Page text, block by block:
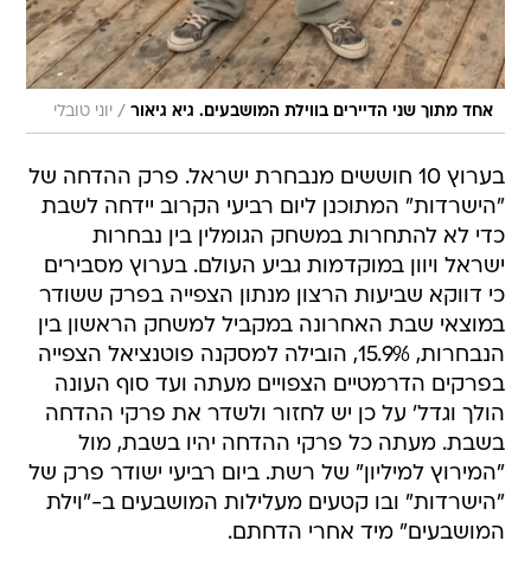
אחד מתוך שני הדיירים בווילת המושבעים. גיא גיאור / יוני טובלי
בערוץ 10 חוששים מנבחרת ישראל. פרק ההדחה של
"הישרדות" המתוכנן ליום רביעי הקרוב יידחה לשבת
כדי לא להתחרות במשחק הגומלין בין נבחרות
ישראל ויוון במוקדמות גביע העולם. בערוץ מסבירים
כי דווקא שביעות הרצון מנתון הצפייה בפרק ששודר
במוצאי שבת האחרונה במקביל למשחק הראשון בין
הנבחרות, 15.9%, הובילה למסקנה פוטנציאל הצפייה
בפרקים הדרמטיים הצפויים מעתה ועד סוף העונה
הולך וגדל' על כן יש לחזור ולשדר את פרקי ההדחה
בשבת. מעתה כל פרקי ההדחה יהיו בשבת, מול
"המירוץ למיליון" של רשת. ביום רביעי ישודר פרק של
"הישרדות" ובו קטעים מעלילות המושבעים ב-"וילת
המושבעים" מיד אחרי הדחתם.